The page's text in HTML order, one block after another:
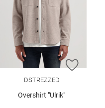
HINZUFÜGEN
ZUR
DSTREZZED
Overshirt "Ulrik"